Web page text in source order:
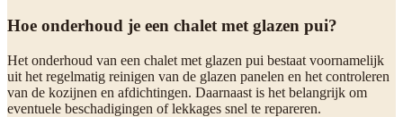
Hoe onderhoud je een chalet met glazen pui?
Het onderhoud van een chalet met glazen pui bestaat voornamelijk
uit het regelmatig reinigen van de glazen panelen en het controleren
van de kozijnen en afdichtingen. Daarnaast is het belangrijk om
eventuele beschadigingen of lekkages snel te repareren.